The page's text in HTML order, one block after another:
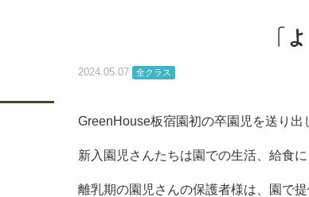
「
2024.05.07 全クラス
GreenHouse板宿園初の卒園児を送り出
新入園児さんたちは園での生活、給食
離乳期の園児さんの保護者様は、園で